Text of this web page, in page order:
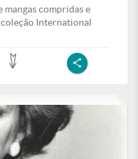
compridas e
International